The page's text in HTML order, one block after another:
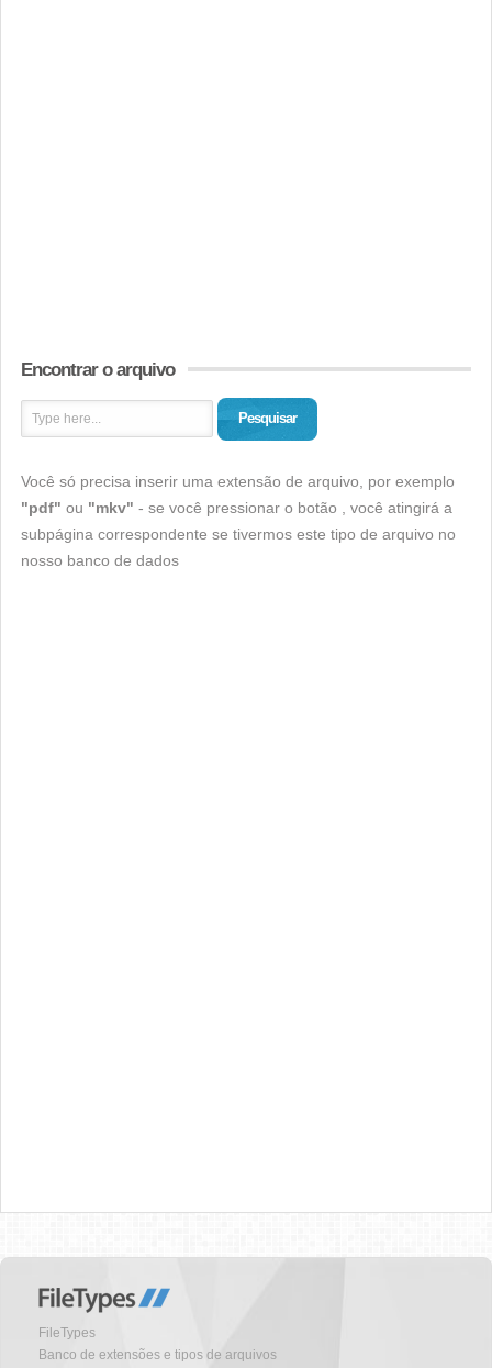
Encontrar o arquivo
Pesquisar
Você só precisa inserir uma extensão de arquivo, por exemplo
"pdf" ou "mkv" - se você pressionar o botão , você atingirá a
subpágina correspondente se tivermos este tipo de arquivo no
nosso banco de dados
FileTypes
Banco de extensões e tipos de arquivos